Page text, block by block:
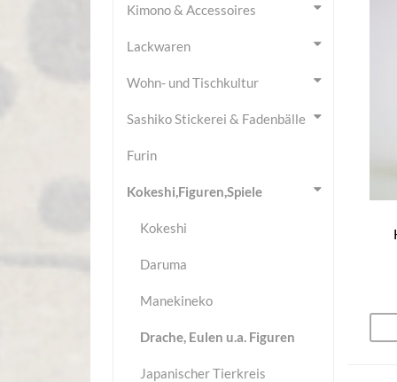
Kimono & Accessoires
Lackwaren
Wohn- und Tischkultur
Sashiko Stickerei & Fadenbälle
Furin
Kokeshi,Figuren,Spiele
Kokeshi
Daruma
Manekineko
Drache, Eulen u.a. Figuren
Japanischer Tierkreis